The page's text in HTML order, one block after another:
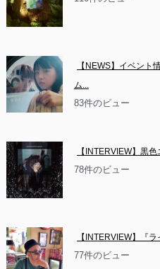
【NEWS】イベント
ム...
83件のビュー
【INTERVIEW】黒
78件のビュー
【INTERVIEW】『
77件のビュー